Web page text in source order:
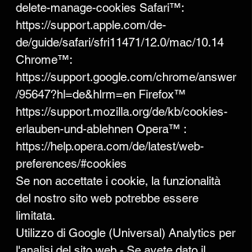
delete-manage-cookies Safari™:
https://support.apple.com/de-
de/guide/safari/sfri11471/12.0/mac/10.14
Chrome™:
https://support.google.com/chrome/answer
/95647?hl=de&hlrm=en Firefox™
https://support.mozilla.org/de/kb/cookies-
erlauben-und-ablehnen Opera™ :
https://help.opera.com/de/latest/web-
preferences/#cookies
Se non accettate i cookie, la funzionalità
del nostro sito web potrebbe essere
limitata.
Utilizzo di Google (Universal) Analytics per